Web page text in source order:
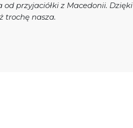
od przyjaciółki z Macedonii. Dzięki
trochę nasza.